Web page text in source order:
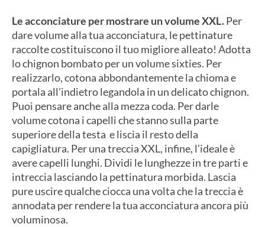
Le acconciature per mostrare un volume XXL.Per
dare volume alla tua acconciatura, le pettinature
raccolte costituiscono il tuo migliore alleato! Adotta
lo chignon bombato per un volume sixties. Per
realizzarlo, cotona abbondantemente la chioma e
portala all’indietro legandola in un delicato chignon.
Puoi pensare anche alla mezza coda. Per darle
volume cotona i capelli che stanno sulla parte
superiore della testa e liscia il resto della
capigliatura. Per una treccia XXL, infine, l’ideale è
avere capelli lunghi. Dividi le lunghezze in tre parti e
intreccia lasciando la pettinatura morbida. Lascia
pure uscire qualche ciocca una volta che la treccia è
annodata per rendere la tua acconciatura ancora più
voluminosa.